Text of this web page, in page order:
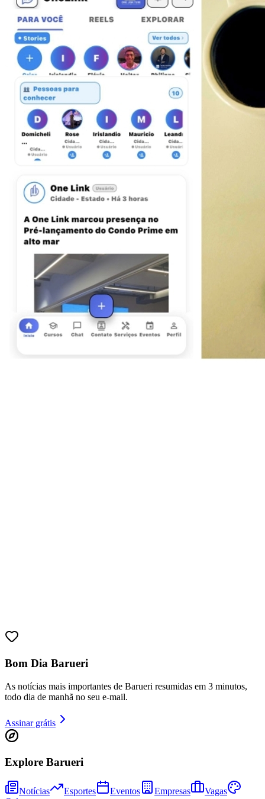
Juventude
Bom Dia Barueri
As notícias mais importantes de Barueri resumidas em 3 minutos,
todo dia de manhã no seu e-mail.
Assinar grátis
Explore Barueri
Notícias Esportes Eventos Empresas
Vagas